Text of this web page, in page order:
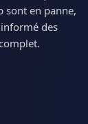
sont en panne,
des